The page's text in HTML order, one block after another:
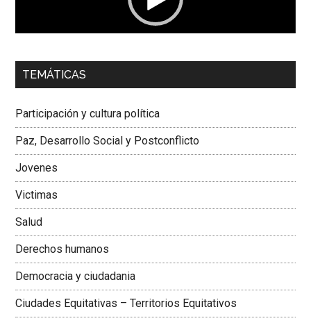
00:00 01:04
Dra. Carolina Corcho Mejía,Presidenta Corporación
Colombiana
TEMÁTICAS
Participación y cultura política
Paz, Desarrollo Social y Postconflicto
Jovenes
Victimas
Salud
Derechos humanos
Democracia y ciudadania
Ciudades Equitativas – Territorios Equitativos